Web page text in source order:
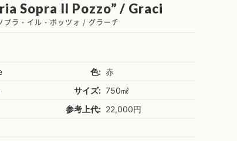
Sopra Il Pozzo” / Graci
プラ・イル・ポッツォ / グラーチ
色: 赤
サイズ: 750㎖
参考上代: 22,000円